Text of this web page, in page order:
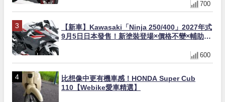
700
【新車】Kawasaki「Ninja 250/400」2027年式
9月5日日本發售！新塗裝登場×價格不變×輔助滑
600
比想像中更有機車感！HONDA Super Cub
110【Webike愛車精選】